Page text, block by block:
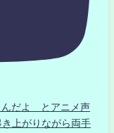
だよ とアニメ声
上がりながら両手